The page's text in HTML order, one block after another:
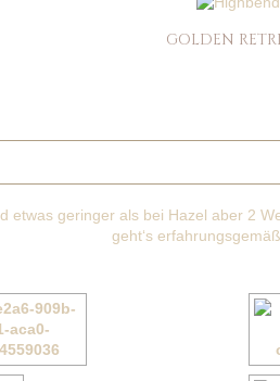
GOLDEN
geringer als bei Hazel aber 2
geht‘s